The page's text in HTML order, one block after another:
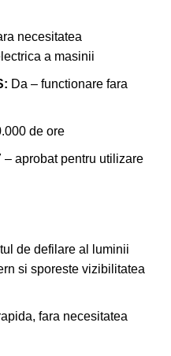
necesitatea
a masinii
Da – functionare fara
de ore
– aprobat pentru utilizare
de defilare al luminii
si sporeste vizibilitatea
fara necesitatea